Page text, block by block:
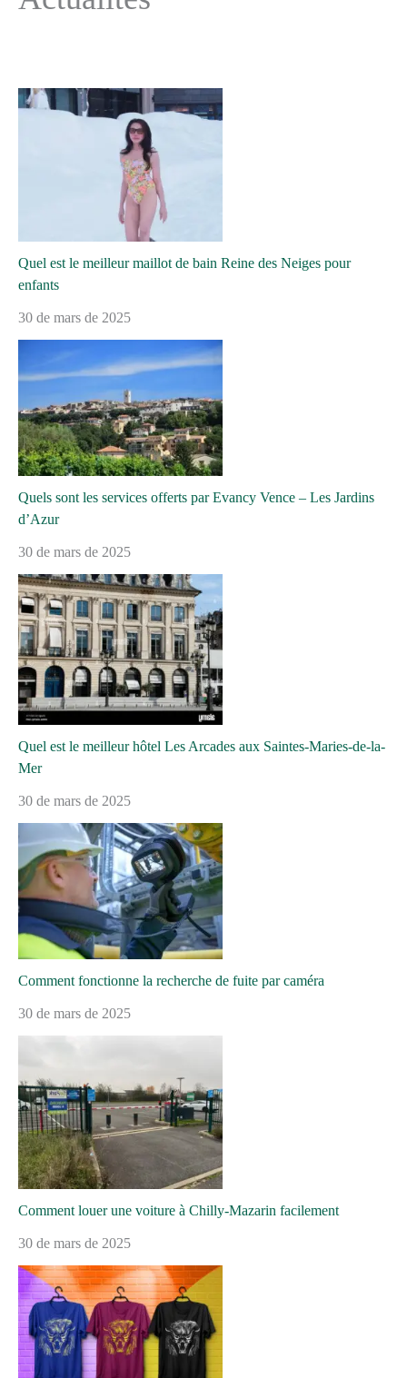
Quel est le meilleur maillot de bain Reine des Neiges pour
enfants
30 de mars de 2025
Quels sont les services offerts par Evancy Vence – Les Jardins
d’Azur
30 de mars de 2025
Quel est le meilleur hôtel Les Arcades aux Saintes-Maries-de-la-
Mer
30 de mars de 2025
Comment fonctionne la recherche de fuite par caméra
30 de mars de 2025
Comment louer une voiture à Chilly-Mazarin facilement
30 de mars de 2025